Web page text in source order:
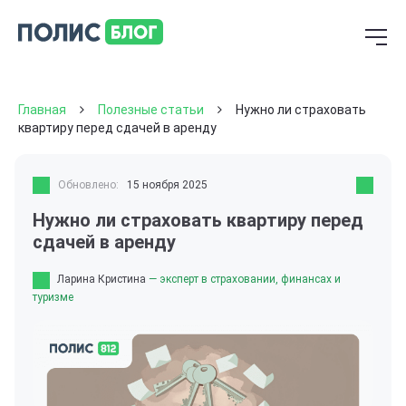
Главная Полезные статьи
Нужно ли страховать
квартиру перед сдачей в аренду
Обновлено: 15 ноября 2025
Нужно ли страховать квартиру перед
сдачей в аренду
Ларина Кристина — эксперт в страховании, финансах и
туризме